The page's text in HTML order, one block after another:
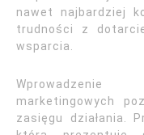
nawet najbardziej
trudności z
wsparcia.
marketingowych
zasięgu działania.